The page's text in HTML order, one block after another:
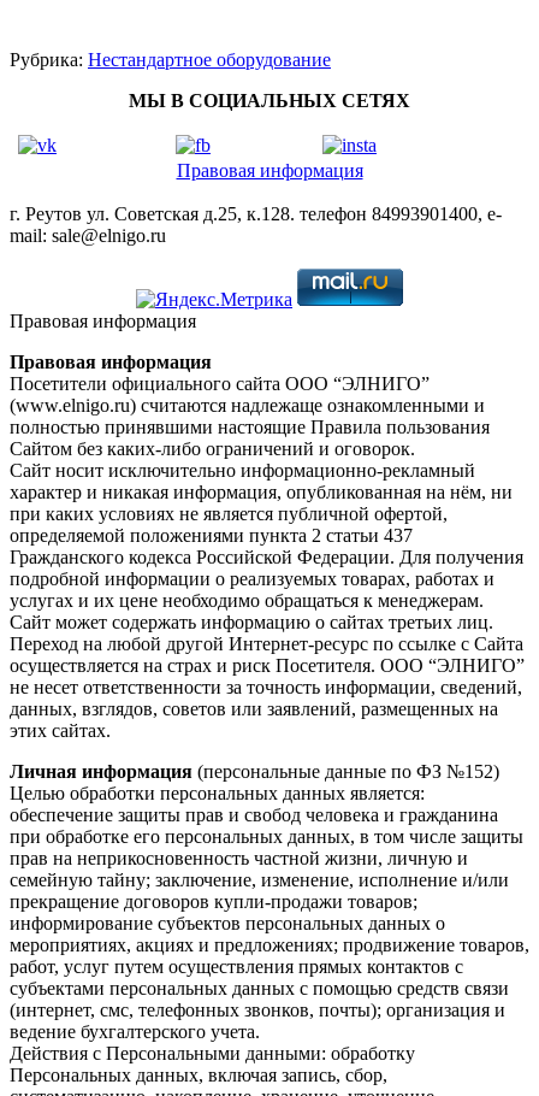
Рубрика: Нестандартное оборудование
МЫ В СОЦИАЛЬНЫХ СЕТЯХ
Правовая информация
г. Реутов ул. Советская д.25, к.128. телефон 84993901400, e-
mail: sale@elnigo.ru
Правовая информация
Правовая информация
Посетители официального сайта ООО “ЭЛНИГО”
(www.elnigo.ru) считаются надлежаще ознакомленными и
полностью принявшими настоящие Правила пользования
Сайтом без каких-либо ограничений и оговорок.
Сайт носит исключительно информационно-рекламный
характер и никакая информация, опубликованная на нём, ни
при каких условиях не является публичной офертой,
определяемой положениями пункта 2 статьи 437
Гражданского кодекса Российской Федерации. Для получения
подробной информации о реализуемых товарах, работах и
услугах и их цене необходимо обращаться к менеджерам.
Сайт может содержать информацию о сайтах третьих лиц.
Переход на любой другой Интернет-ресурс по ссылке с Сайта
осуществляется на страх и риск Посетителя. ООО “ЭЛНИГО”
не несет ответственности за точность информации, сведений,
данных, взглядов, советов или заявлений, размещенных на
этих сайтах.
Личная информация (персональные данные по ФЗ №152)
Целью обработки персональных данных является:
обеспечение защиты прав и свобод человека и гражданина
при обработке его персональных данных, в том числе защиты
прав на неприкосновенность частной жизни, личную и
семейную тайну; заключение, изменение, исполнение и/или
прекращение договоров купли-продажи товаров;
информирование субъектов персональных данных о
мероприятиях, акциях и предложениях; продвижение товаров,
работ, услуг путем осуществления прямых контактов с
субъектами персональных данных с помощью средств связи
(интернет, смс, телефонных звонков, почты); организация и
ведение бухгалтерского учета.
Действия с Персональными данными: обработку
Персональных данных, включая запись, сбор,